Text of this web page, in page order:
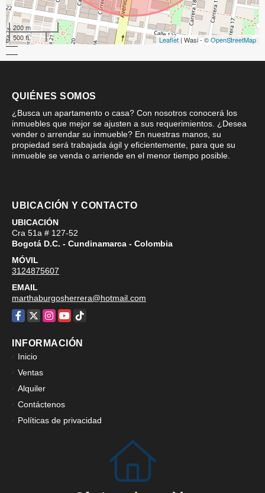
200 m
500 ft
Leaflet| Wasi - ©OpenStreetMap
QUIÉNES SOMOS
¿Busca un apartamento o casa? Con nosotros conocerá los
inmuebles que mejor se ajusten a sus requerimientos. ¿Desea
vender o arrendar su inmueble? En nuestras manos, su
propiedad será trabajada ágil y eficientemente, para que su
inmueble se venda o arriende en el menor tiempo posible.
UBICACIÓN Y CONTACTO
UBICACIÓN
Cra 51a # 127-52
Bogotá D.C. - Cundinamarca - Colombia
MÓVIL
3124875607
EMAIL
marthaburgosherrera@hotmail.com
Facebook
X Instagram
YouTube
TikTok
INFORMACIÓN
Inicio
Ventas
Alquiler
Contáctenos
Políticas de privacidad